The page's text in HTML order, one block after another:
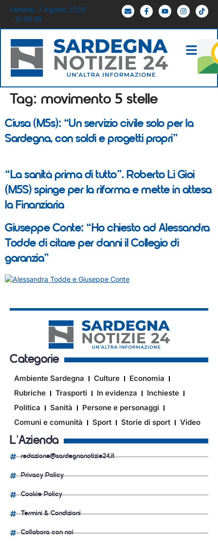
Venerdì, 7 Agosto 2026
- 10:58:55
Tag: movimento 5 stelle
Ciusa (M5s): “Un servizio civile solo per la
Sardegna, con soldi e progetti propri”
“La sanità prima di tutto”. Roberto Li Gioi
(M5S) spinge per la riforma e mette in attesa
la Finanziaria
Giuseppe Conte: “Ho chiesto ad Alessandra
Todde di citare per danni il Collegio di
garanzia”
Categorie
Ambiente Sardegna Culture
Economia
Rubriche
Trasporti In evidenza
Inchieste
Politica
Sanità
Persone e personaggi
Comuni e comunità
Sport Storie di sport Video
L'Azienda
redazione@sardegnanotizie24.it
Privacy Policy
Cookie Policy
Termini & Condizioni
Collabora con noi